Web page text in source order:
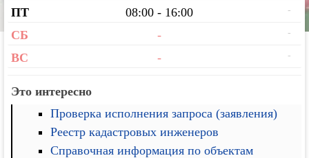
ПТ 08:00 - 16:00 -
СБ - -
ВС - -
Это интересно
Проверка исполнения запроса (заявления)
Реестр кадастровых инженеров
Справочная информация по объектам